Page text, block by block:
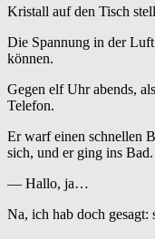
Kristall auf den Tisch
Die Spannung in der
können.
Gegen elf Uhr abends,
Telefon.
Er warf einen schnellen
sich, und er ging ins Bad.
— Hallo, ja…
Na, ich hab doch gesagt: